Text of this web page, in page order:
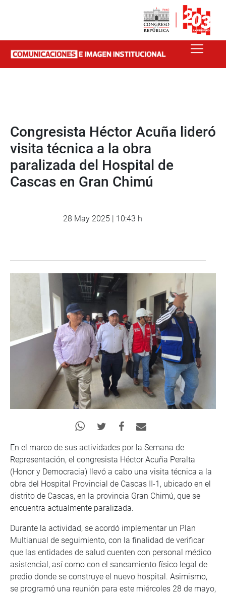
Congresista Héctor Acuña lideró
visita técnica a la obra
paralizada del Hospital de
Cascas en Gran Chimú
28 May 2025 | 10:43 h
En el marco de sus actividades por la Semana de
Representación, el congresista Héctor Acuña Peralta
(Honor y Democracia) llevó a cabo una visita técnica a la
obra del Hospital Provincial de Cascas II-1, ubicado en el
distrito de Cascas, en la provincia Gran Chimú, que se
encuentra actualmente paralizada.
Durante la actividad, se acordó implementar un Plan
Multianual de seguimiento, con la finalidad de verificar
que las entidades de salud cuenten con personal médico
asistencial, así como con el saneamiento físico legal de
predio donde se construye el nuevo hospital. Asimismo,
se programó una reunión para este miércoles 28 de mayo,